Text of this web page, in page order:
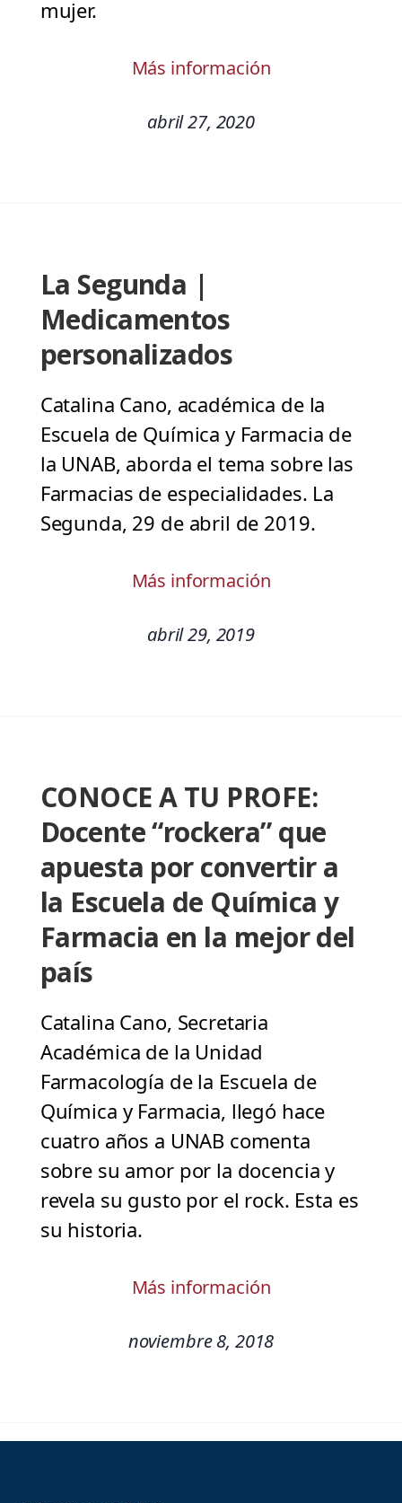
mujer.
Más información
abril 27, 2020
La Segunda |
Medicamentos
personalizados
Catalina Cano, académica de la
Escuela de Química y Farmacia de
la UNAB, aborda el tema sobre las
Farmacias de especialidades. La
Segunda, 29 de abril de 2019.
Más información
abril 29, 2019
CONOCE A TU PROFE:
Docente “rockera” que
apuesta por convertir a
la Escuela de Química y
Farmacia en la mejor del
país
Catalina Cano, Secretaria
Académica de la Unidad
Farmacología de la Escuela de
Química y Farmacia, llegó hace
cuatro años a UNAB comenta
sobre su amor por la docencia y
revela su gusto por el rock. Esta es
su historia.
Más información
noviembre 8, 2018